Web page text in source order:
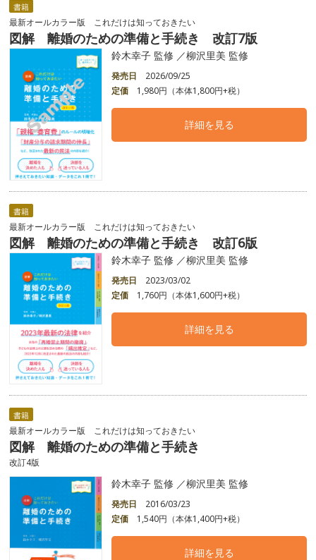
書籍
最新オールカラー版 これだけは知っておきたい
図解 離婚のための準備と手続き 改訂7版
鈴木幸子 監修 ／柳沢里美 監修
発売日
2026/09/25
定価
1,980円（本体1,800円+税）
詳細を見る
書籍
最新オールカラー版 これだけは知っておきたい
図解 離婚のための準備と手続き 改訂6版
鈴木幸子 監修 ／柳沢里美 監修
発売日
2023/03/02
定価
1,760円（本体1,600円+税）
詳細を見る
書籍
最新オールカラー版 これだけは知っておきたい
図解 離婚のための準備と手続き
改訂4版
鈴木幸子 監修 ／柳沢里美 監修
発売日
2016/03/23
定価
1,540円（本体1,400円+税）
詳細を見る